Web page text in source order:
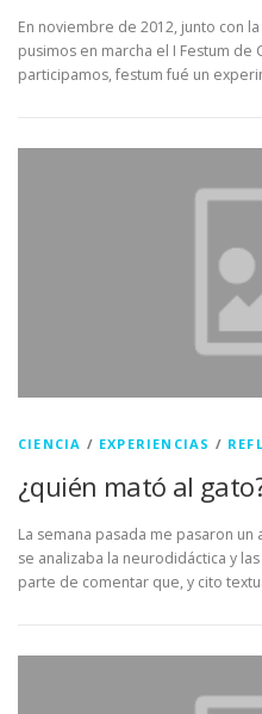
En noviembre de 2012, junto con
pusimos en marcha el I Festum
participamos, festum fué un
CIENCIA / EXPERIENCIAS /
¿quién mató al
La semana pasada me pasaron
se analizaba la neurodidáctica y
parte de comentar que, y cito